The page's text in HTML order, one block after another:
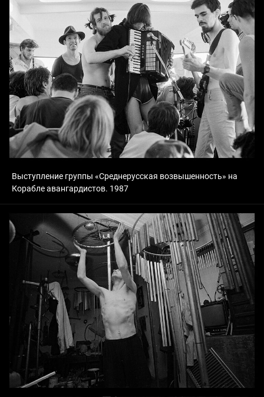
Выступление группы «Среднерусская возвышенность» на
Корабле авангардистов. 1987